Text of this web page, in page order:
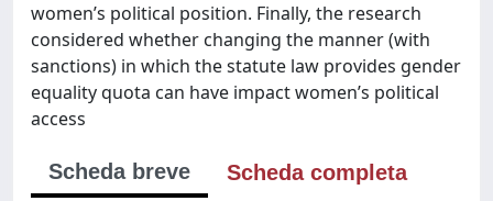
women’s political position. Finally, the research
considered whether changing the manner (with
sanctions) in which the statute law provides gender
equality quota can have impact women’s political
access
Scheda breve
Scheda completa